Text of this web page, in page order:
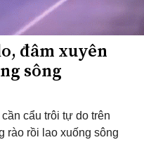
đâm xuyên
sông
cẩu trôi tự do trên
rào rồi lao xuống sông